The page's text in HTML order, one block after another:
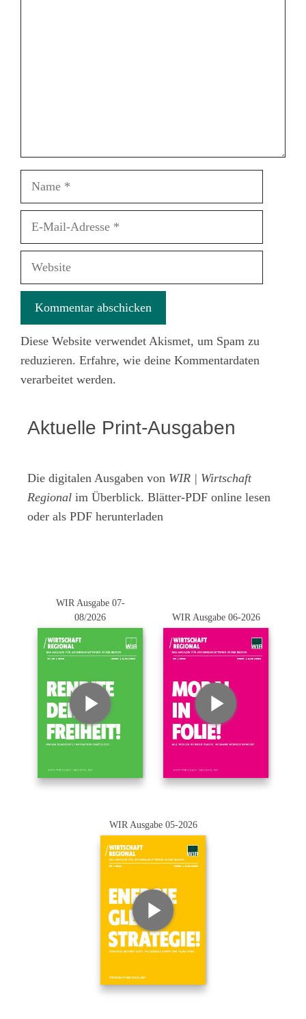
Name
Website
Diese Website verwendet Akismet, um Spam zu
reduzieren. Erfahre, wie deine Kommentardaten
verarbeitet werden.
Aktuelle Print-Ausgaben
Die digitalen Ausgaben von WIR | Wirtschaft
Regional im Überblick. Blätter-PDF online lesen
oder als PDF herunterladen
WIR Ausgabe 07-
08/2026
WIR Ausgabe 06-2026
WIR Ausgabe 05-2026